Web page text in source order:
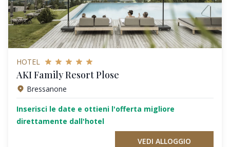
HOTEL
AKI Family Resort Plose
Bressanone
Inserisci le date e ottieni l'offerta migliore
direttamente dall'hotel
VEDI ALLOGGIO